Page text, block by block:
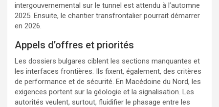
intergouvernemental sur le tunnel est attendu à l’automne
2025. Ensuite, le chantier transfrontalier pourrait démarrer
en 2026.
Appels d’offres et priorités
Les dossiers bulgares ciblent les sections manquantes et
les interfaces frontières. Ils fixent, également, des critères
de performance et de sécurité. En Macédoine du Nord, les
exigences portent sur la géologie et la signalisation. Les
autorités veulent, surtout, fluidifier le phasage entre les